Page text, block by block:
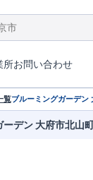
所お問い合わせ
覧ブルーミングガーデン
デン 大府市北山